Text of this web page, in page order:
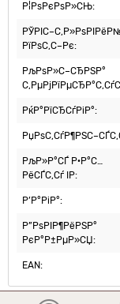
Р¦РѕРєРѕР»СЊ:
РїРѕС‚С–Рє:
РљРѕР»С–СЂРЅР°
РќР°РїСЂСѓРіР°:
РљР»Р°СЃ Р·Р°С…
РёСЃС‚Сѓ IP:
Р’Р°РіР°:
Р”РѕРІР¶РёРЅР°
РєР°Р±РµР»СЏ:
EAN: